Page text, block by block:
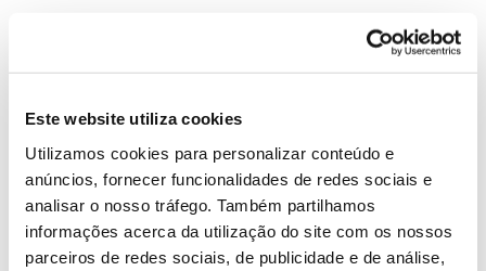
Este website utiliza cookies
Utilizamos cookies para personalizar conteúdo e
anúncios, fornecer funcionalidades de redes sociais e
analisar o nosso tráfego. Também partilhamos
informações acerca da utilização do site com os nossos
parceiros de redes sociais, de publicidade e de análise,
conhecimento produzido pelo RAIZ que dá
suporte à decisão num conjunto de etapas
A criação de ferramentas que aumentem a
eficácia da gestão quotidiana ou melhorem a
tomada de decisão. São exemplos a ferramenta
decálculo de volumea partir dos cepos ou a